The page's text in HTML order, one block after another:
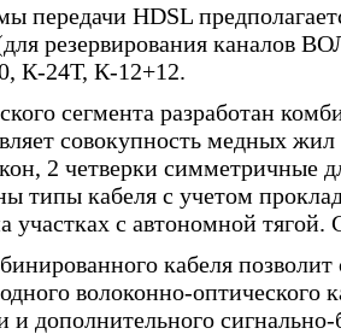
передачи HDSL
резервирования каналов
К-24Т, К-12+12.
сегмента разработан
совокупность медных
2 четверки симметричные
типы кабеля с учетом
участках с автономной
кабеля позволит
волоконно-оптического
дополнительного сигнально-